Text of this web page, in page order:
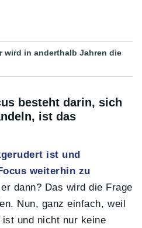
wird in anderthalb Jahren die
besteht darin, sich
ist das
ist und
weiterhin zu
dann? Das wird die Frage
Nun, ganz einfach, weil
und nicht nur keine